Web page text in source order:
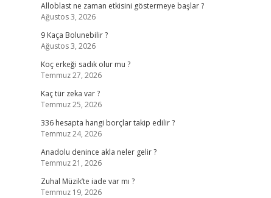
Alloblast ne zaman etkisini göstermeye başlar ?
Ağustos 3, 2026
9 Kaça Bolunebilir ?
Ağustos 3, 2026
Koç erkeği sadık olur mu ?
Temmuz 27, 2026
Kaç tür zeka var ?
Temmuz 25, 2026
336 hesapta hangi borçlar takip edilir ?
Temmuz 24, 2026
Anadolu denince akla neler gelir ?
Temmuz 21, 2026
Zuhal Müzik’te iade var mı ?
Temmuz 19, 2026